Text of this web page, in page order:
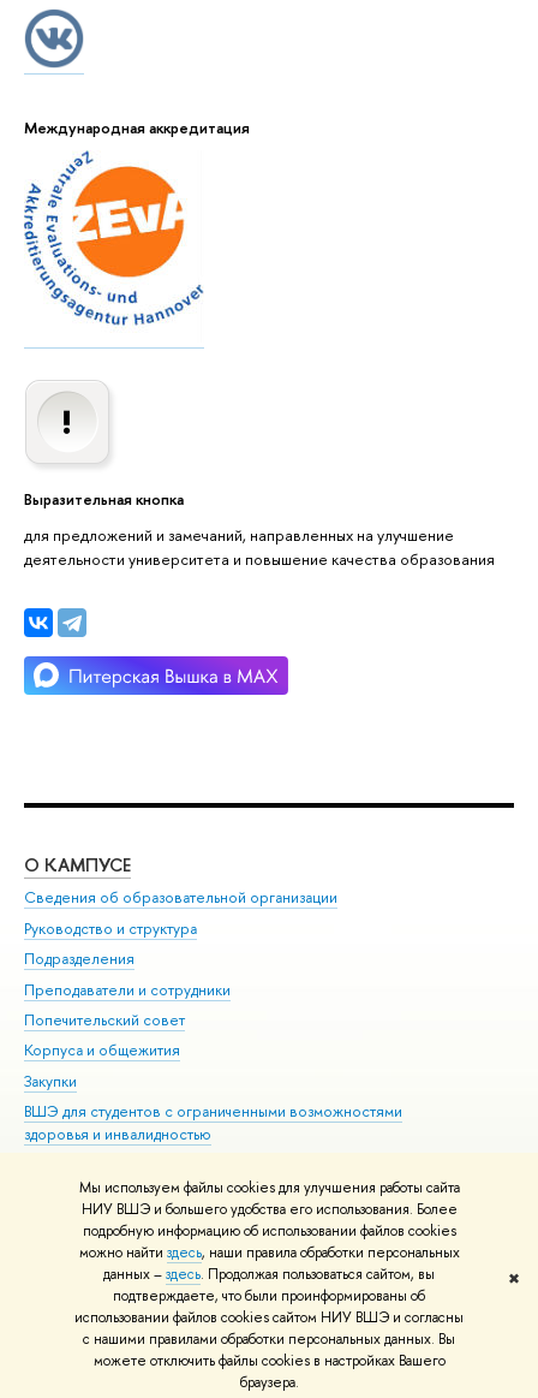
Мы используем файлы cookies для улучшения работы сайта
НИУ ВШЭ и большего удобства его использования. Более
подробную информацию об использовании файлов cookies
можно найти здесь, наши правила обработки персональных
данных –здесь. Продолжая пользоваться сайтом, вы
подтверждаете, что были проинформированы об
использовании файлов cookies сайтом НИУ ВШЭ и согласны
с нашими правилами обработки персональных данных. Вы
можете отключить файлы cookies в настройках Вашего
браузера.
✖
Международная аккредитация
Выразительная кнопка
для предложений и замечаний, направленных на улучшение
деятельности университета и повышение качества образования
О КАМПУСЕ
Сведения об образовательной организации
Руководство и структура
Подразделения
Преподаватели и сотрудники
Попечительский совет
Корпуса и общежития
Закупки
ВШЭ для студентов с ограниченными возможностями
здоровья и инвалидностью
Единая платежная страница
© НИУ ВШЭ 1993–2026 Адреса и контакты Условия использования
материалов Политика конфиденциальности Карта сайта
Шрифты HSE Sans и HSE Slab разработаны вШколе дизайна НИУ ВШЭ